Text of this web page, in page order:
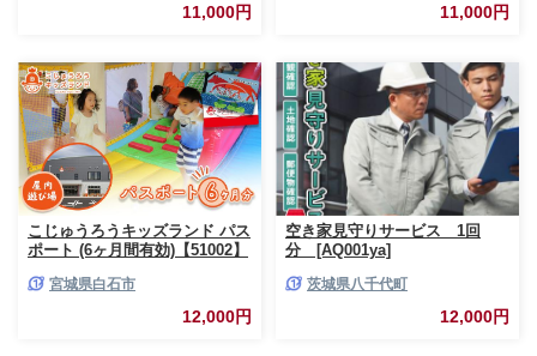
11,000円 11,000円
こじゅうろうキッズランド パス
ポート (6ヶ月間有効)【51002】
宮城県白石市
12,000円
空き家見守りサービス 1回
分 [AQ001ya]
茨城県八千代町
12,000円